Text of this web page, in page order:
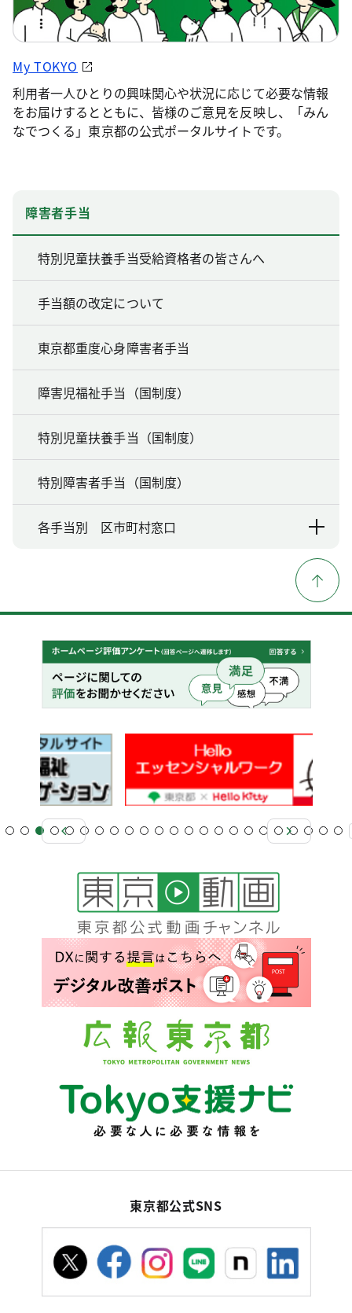
My TOKYO
利用者一人ひとりの興味関心や状況に応じて必要な情報
をお届けするとともに、皆様のご意見を反映し、「みん
なでつくる」東京都の公式ポータルサイトです。
障害者手当
特別児童扶養手当受給資格者の皆さんへ
手当額の改定について
東京都重度心身障害者手当
障害児福祉手当（国制度）
特別児童扶養手当（国制度）
特別障害者手当（国制度）
各手当別 区市町村窓口
東京都公式SNS